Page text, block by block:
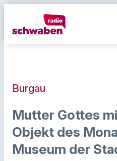
Burgau
Mutter Gottes
Objekt des
Museum der